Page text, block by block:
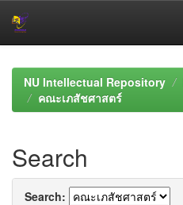
navigationNU Intellectual Repository
คณะเภสัชศาสตร์
Search
Search: